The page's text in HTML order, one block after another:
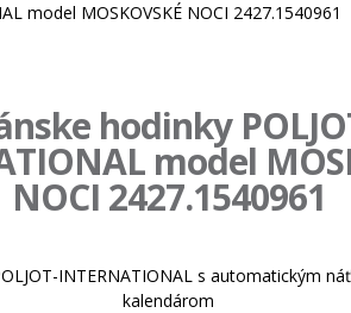
model MOSKOVSKÉ NOCI 2427.1540961
hodinky
model
NOCI 2427.1540961
INTERNATIONAL s automatickým
kalendárom